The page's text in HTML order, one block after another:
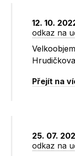
12. 10.
odkaz na
Hrudičkova
Přejít na
25. 07.
odkaz na